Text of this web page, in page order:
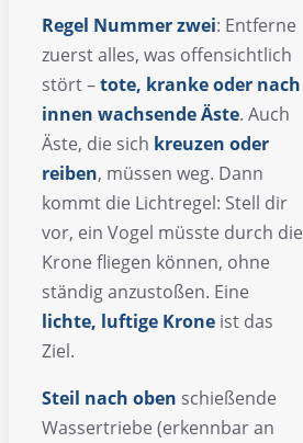
Regel Nummer zwei: Entferne
zuerst alles, was offensichtlich
stört –tote, kranke oder nach
innen wachsende Äste. Auch
Äste, die sich kreuzen oder
reiben, müssen weg. Dann
kommt die Lichtregel: Stell dir
vor, ein Vogel müsste durch die
Krone fliegen können, ohne
ständig anzustoßen. Eine
lichte, luftige Krone ist das
Ziel.
Steil nach oben schießende
Wassertriebe (erkennbar an